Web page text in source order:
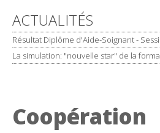
Navigation
ACTUALITÉS
Résultat Diplôme d'Aide-Soignant -
La simulation: "nouvelle star" de la
Coopération